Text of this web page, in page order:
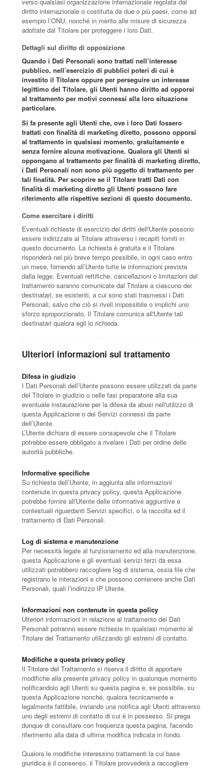
diritto internazionale o costituita da due o più paesi, come ad
esempio l’ONU, nonché in merito alle misure di sicurezza
adottate dal Titolare per proteggere i loro Dati.
Dettagli sul diritto di opposizione
Quando i Dati Personali sono trattati nell’interesse
pubblico, nell’esercizio di pubblici poteri di cui è
investito il Titolare oppure per perseguire un interesse
legittimo del Titolare, gli Utenti hanno diritto ad opporsi
al trattamento per motivi connessi alla loro situazione
particolare.
Si fa presente agli Utenti che, ove i loro Dati fossero
trattati con finalità di marketing diretto, possono opporsi
al trattamento in qualsiasi momento, gratuitamente e
senza fornire alcuna motivazione. Qualora gli Utenti si
oppongano al trattamento per finalità di marketing diretto,
i Dati Personali non sono più oggetto di trattamento per
tali finalità. Per scoprire se il Titolare tratti Dati con
finalità di marketing diretto gli Utenti possono fare
riferimento alle rispettive sezioni di questo documento.
Come esercitare i diritti
Eventuali richieste di esercizio dei diritti dell'Utente possono
essere indirizzate al Titolare attraverso i recapiti forniti in
questo documento. La richiesta è gratuita e il Titolare
risponderà nel più breve tempo possibile, in ogni caso entro
un mese, fornendo all’Utente tutte le informazioni previste
dalla legge. Eventuali rettifiche, cancellazioni o limitazioni del
trattamento saranno comunicate dal Titolare a ciascuno dei
destinatari, se esistenti, a cui sono stati trasmessi i Dati
Personali, salvo che ciò si riveli impossibile o implichi uno
sforzo sproporzionato. Il Titolare comunica all'Utente tali
destinatari qualora egli lo richieda.
Ulteriori informazioni sul trattamento
Difesa in giudizio
I Dati Personali dell’Utente possono essere utilizzati da parte
del Titolare in giudizio o nelle fasi preparatorie alla sua
eventuale instaurazione per la difesa da abusi nell'utilizzo di
questa Applicazione o dei Servizi connessi da parte
dell’Utente.
L’Utente dichiara di essere consapevole che il Titolare
potrebbe essere obbligato a rivelare i Dati per ordine delle
autorità pubbliche.
Informative specifiche
Su richiesta dell’Utente, in aggiunta alle informazioni
contenute in questa privacy policy, questa Applicazione
potrebbe fornire all'Utente delle informative aggiuntive e
contestuali riguardanti Servizi specifici, o la raccolta ed il
trattamento di Dati Personali.
Log di sistema e manutenzione
Per necessità legate al funzionamento ed alla manutenzione,
questa Applicazione e gli eventuali servizi terzi da essa
utilizzati potrebbero raccogliere log di sistema, ossia file che
registrano le interazioni e che possono contenere anche Dati
Personali, quali l’indirizzo IP Utente.
Informazioni non contenute in questa policy
Ulteriori informazioni in relazione al trattamento dei Dati
Personali potranno essere richieste in qualsiasi momento al
Titolare del Trattamento utilizzando gli estremi di contatto.
Modifiche a questa privacy policy
Il Titolare del Trattamento si riserva il diritto di apportare
modifiche alla presente privacy policy in qualunque momento
notificandolo agli Utenti su questa pagina e, se possibile, su
questa Applicazione nonché, qualora tecnicamente e
legalmente fattibile, inviando una notifica agli Utenti attraverso
uno degli estremi di contatto di cui è in possesso. Si prega
dunque di consultare con frequenza questa pagina, facendo
riferimento alla data di ultima modifica indicata in fondo.
Qualora le modifiche interessino trattamenti la cui base
giuridica è il consenso, il Titolare provvederà a raccogliere